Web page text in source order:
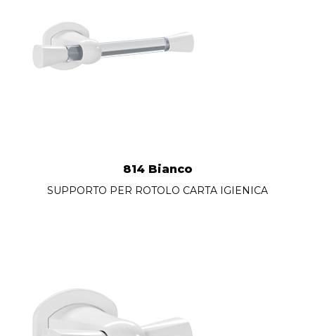
814 Bianco
SUPPORTO PER ROTOLO CARTA IGIENICA